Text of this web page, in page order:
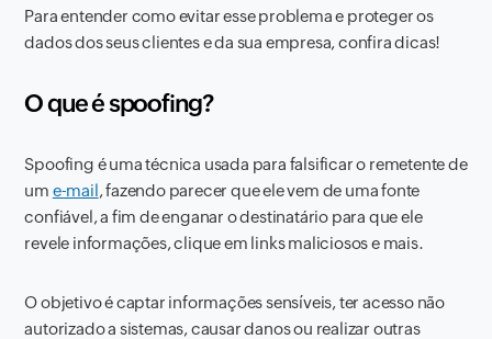
Para entender como evitar esse problema e proteger os
dados dos seus clientes e da sua empresa, confira dicas!
O que é spoofing?
Spoofing é uma técnica usada para falsificar o remetente de
um e-mail, fazendo parecer que ele vem de uma fonte
confiável, a fim de enganar o destinatário para que ele
revele informações, clique em links maliciosos e mais.
O objetivo é captar informações sensíveis, ter acesso não
autorizado a sistemas, causar danos ou realizar outras